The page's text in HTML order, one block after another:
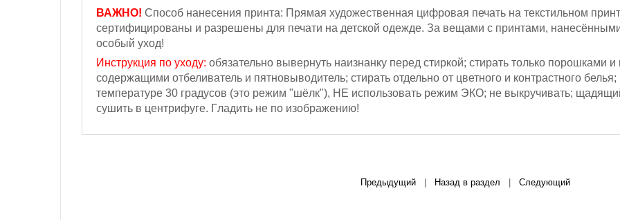
ВАЖНО! Способ нанесения принта: Прямая художественная цифровая печать на текстильном
сертифицированы и разрешены для печати на детской одежде. За вещами с принтами,
особый уход!
Инструкция по уходу: обязательно вывернуть наизнанку перед стиркой; стирать только порошками
содержащими отбеливатель и пятновыводитель; стирать отдельно от цветного и контрастного
температуре 30 градусов (это режим "шёлк"), НЕ использовать режим ЭКО; не выкручивать;
сушить в центрифуге. Гладить не по изображению!
Предыдущий| Назад в раздел Следующий